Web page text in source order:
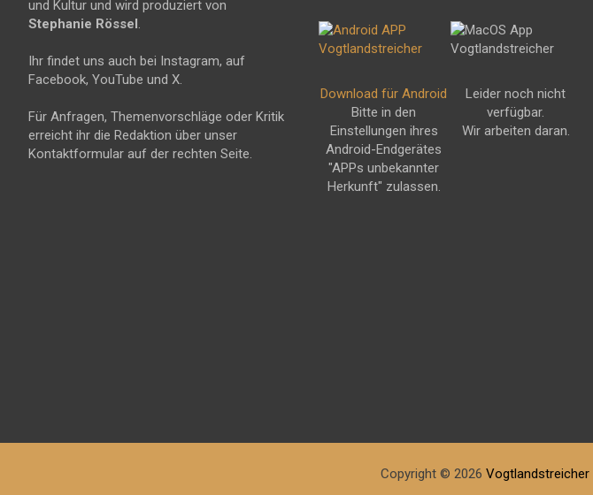
und Kultur und wird produziert von
Stephanie Rössel.
Ihr findet uns auch bei Instagram, auf
Facebook, YouTube und X.
Für Anfragen, Themenvorschläge oder Kritik
erreicht ihr die Redaktion über unser
Kontaktformular auf der rechten Seite.
Download für Android
Bitte in den
Einstellungen ihres
Android-Endgerätes
"APPs unbekannter
Herkunft" zulassen.
Leider noch nicht
verfügbar.
Wir arbeiten daran.
Copyright © 2026 Vogtlandstreicher